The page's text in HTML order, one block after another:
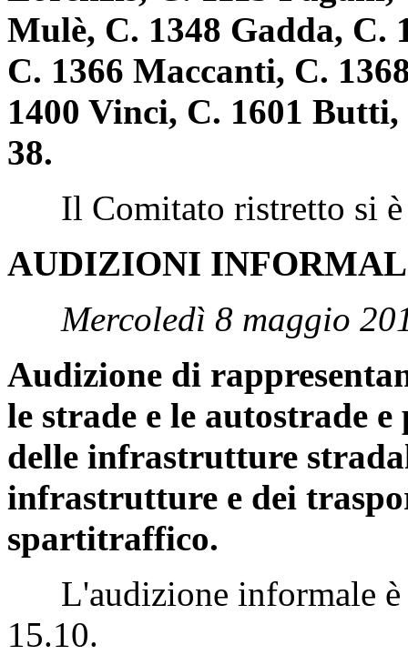
Mulè, C. 1348 Gadda, C.
C. 1366 Maccanti, C.
1400 Vinci, C. 1601
38.
Il Comitato ristretto si è
AUDIZIONI
Mercoledì 8 maggio
Audizione di
le strade e le autostrade
delle infrastrutture
infrastrutture e dei
spartitraffico.
L'audizione informale è
15.10.